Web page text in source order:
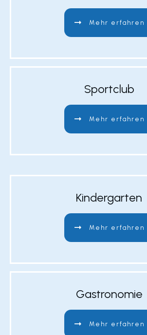
Mehr erfahren
Sportclub
Mehr erfahren
Kindergarten
Mehr erfahren
Gastronomie
Mehr erfahren